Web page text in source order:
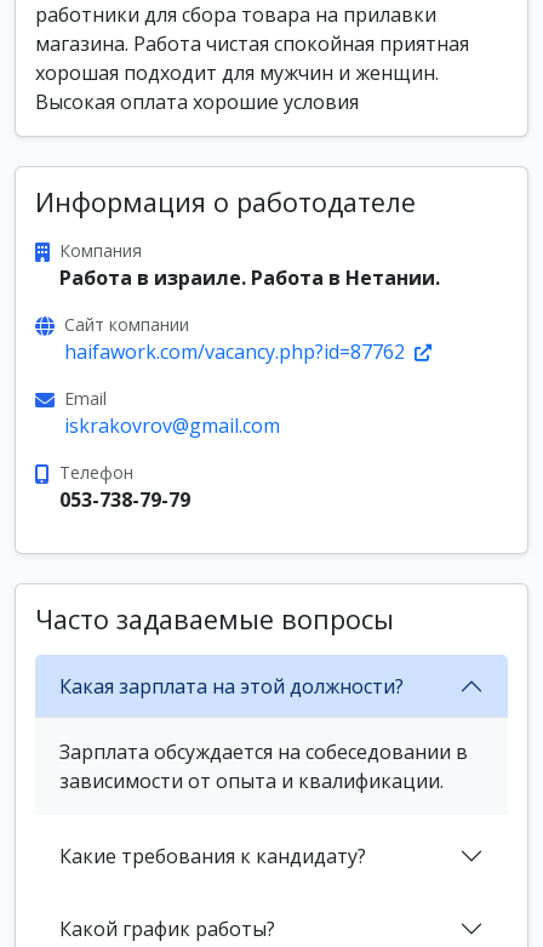
работники для сбора товара на прилавки
магазина. Работа чистая спокойная приятная
хорошая подходит для мужчин и женщин.
Высокая оплата хорошие условия
Информация о работодателе
Компания
Работа в израиле. Работа в Нетании.
Сайт компании
haifawork.com/vacancy.php?id=87762
Email
iskrakovrov@gmail.com
Телефон
053-738-79-79
Часто задаваемые вопросы
Какая зарплата на этой должности?
Зарплата обсуждается на собеседовании в
зависимости от опыта и квалификации.
Какие требования к кандидату?
Какой график работы?